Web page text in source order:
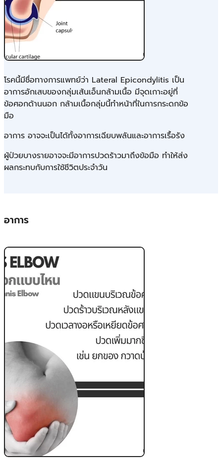
โรคนี้มีชื่อทางการแพทย์ว่า Lateral Epicondylitis เป็น
อาการอักเสบของกลุ่มเส้นเอ็นกล้ามเนื้อ มีจุดเกาะอยู่ที่
ข้อศอกด้านนอก กล้ามเนื้อกลุ่มนี้ทำหน้าที่ในการกระดกข้อ
มือ
อาการ อาจจะเป็นได้ทั้งอาการเฉียบพลันและอาการเรื้อรัง
ผู้ป่วยบางรายอาจจะมีอาการปวดร้าวมาถึงข้อมือ ทำให้ส่ง
ผลกระทบกับการใช้ชีวิตประจำวัน
อาการ